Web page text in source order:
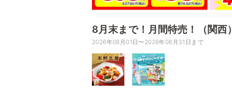
8月末まで！月間特売！（関西）
2026年08月01日〜2026年08月31日まで